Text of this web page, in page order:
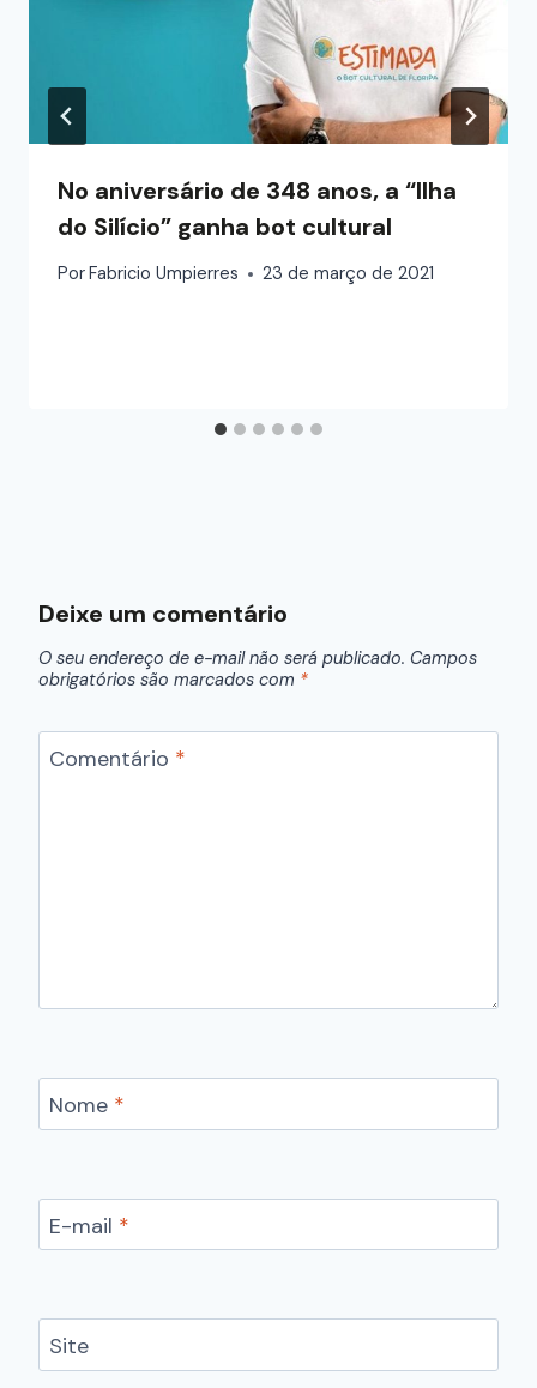
No aniversário de 348 anos, a “Ilha
do Silício” ganha bot cultural
PorFabricio Umpierres 23 de março de 2021
Deixe um comentário
O seu endereço de e-mail não será publicado. Campos
obrigatórios são marcados com *
Comentário *
Nome *
E-mail *
Site